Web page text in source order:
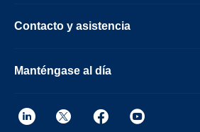
Contacto y asistencia
Manténgase al día